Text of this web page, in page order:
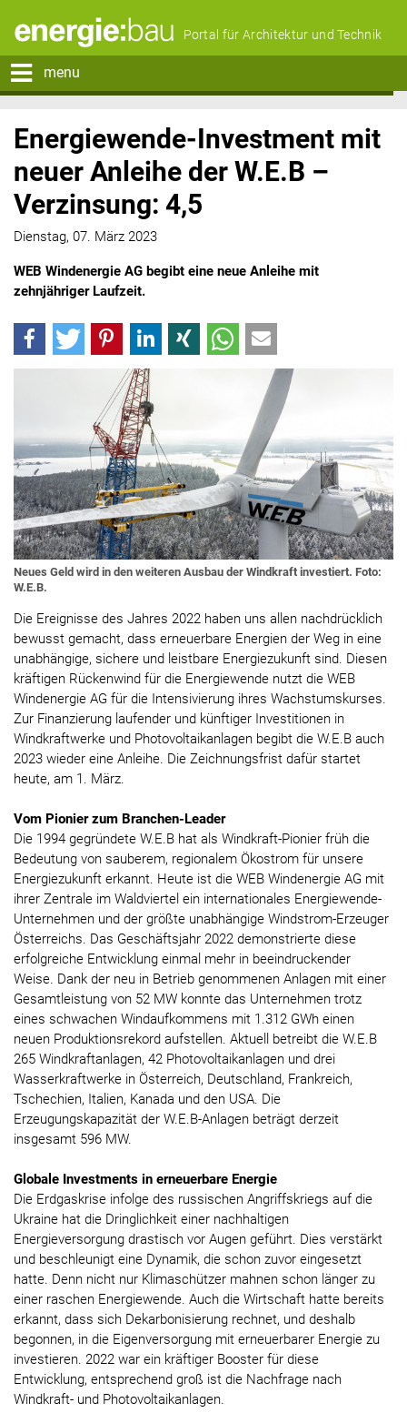
Portal für Architektur und Technik
menu
Energiewende-Investment mit
neuer Anleihe der W.E.B –
Verzinsung: 4,5
Dienstag, 07. März 2023
WEB Windenergie AG begibt eine neue Anleihe mit
zehnjähriger Laufzeit.
Neues Geld wird in den weiteren Ausbau der Windkraft investiert. Foto:
W.E.B.
Die Ereignisse des Jahres 2022 haben uns allen nachdrücklich
bewusst gemacht, dass erneuerbare Energien der Weg in eine
unabhängige, sichere und leistbare Energiezukunft sind. Diesen
kräftigen Rückenwind für die Energiewende nutzt die WEB
Windenergie AG für die Intensivierung ihres Wachstumskurses.
Zur Finanzierung laufender und künftiger Investitionen in
Windkraftwerke und Photovoltaikanlagen begibt die W.E.B auch
2023 wieder eine Anleihe. Die Zeichnungsfrist dafür startet
heute, am 1. März.
Vom Pionier zum Branchen-Leader
Die 1994 gegründete W.E.B hat als Windkraft-Pionier früh die
Bedeutung von sauberem, regionalem Ökostrom für unsere
Energiezukunft erkannt. Heute ist die WEB Windenergie AG mit
ihrer Zentrale im Waldviertel ein internationales Energiewende-
Unternehmen und der größte unabhängige Windstrom-Erzeuger
Österreichs. Das Geschäftsjahr 2022 demonstrierte diese
erfolgreiche Entwicklung einmal mehr in beeindruckender
Weise. Dank der neu in Betrieb genommenen Anlagen mit einer
Gesamtleistung von 52 MW konnte das Unternehmen trotz
eines schwachen Windaufkommens mit 1.312 GWh einen
neuen Produktionsrekord aufstellen. Aktuell betreibt die W.E.B
265 Windkraftanlagen, 42 Photovoltaikanlagen und drei
Wasserkraftwerke in Österreich, Deutschland, Frankreich,
Tschechien, Italien, Kanada und den USA. Die
Erzeugungskapazität der W.E.B-Anlagen beträgt derzeit
insgesamt 596 MW.
Globale Investments in erneuerbare Energie
Die Erdgaskrise infolge des russischen Angriffskriegs auf die
Ukraine hat die Dringlichkeit einer nachhaltigen
Energieversorgung drastisch vor Augen geführt. Dies verstärkt
und beschleunigt eine Dynamik, die schon zuvor eingesetzt
hatte. Denn nicht nur Klimaschützer mahnen schon länger zu
einer raschen Energiewende. Auch die Wirtschaft hatte bereits
erkannt, dass sich Dekarbonisierung rechnet, und deshalb
begonnen, in die Eigenversorgung mit erneuerbarer Energie zu
investieren. 2022 war ein kräftiger Booster für diese
Entwicklung, entsprechend groß ist die Nachfrage nach
Windkraft- und Photovoltaikanlagen.